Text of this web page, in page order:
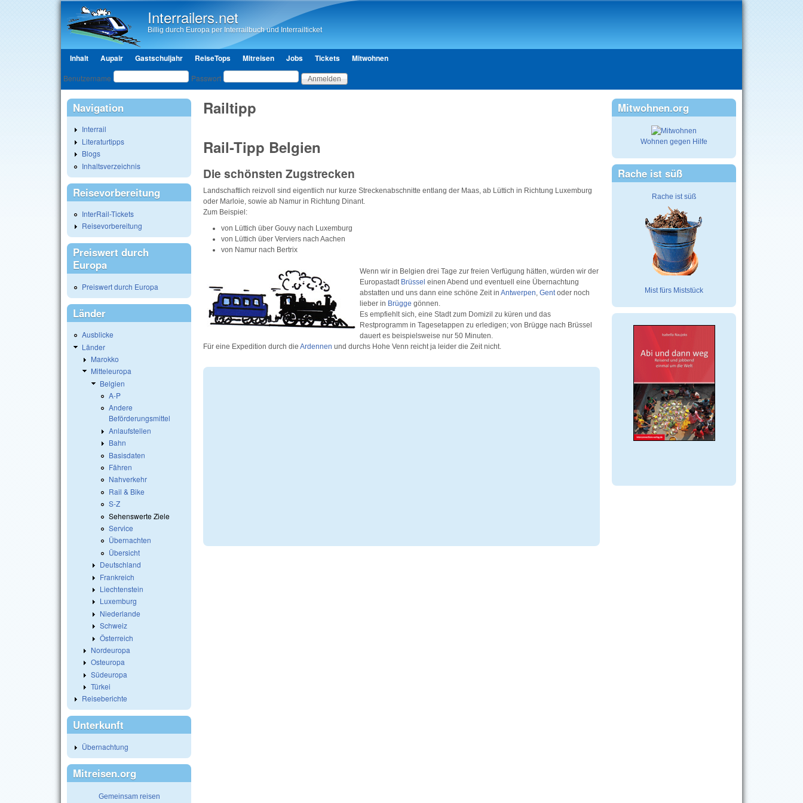
Interrailers.net
Billig durch Europa per Interrailbuch und Interrailticket
Hauptmenü
Inhalt Aupair Gastschuljahr ReiseTops Mitreisen Jobs Tickets Mitwohnen
Benutzeranmeldung
Benutzername Passwort
Railtipp
Rail-Tipp Belgien
Die schönsten Zugstrecken
Landschaftlich reizvoll sind eigentlich nur kurze Streckenabschnitte entlang der Maas, ab Lüttich in Richtung Luxemburg
oder Marloie, sowie ab Namur in Richtung Dinant.
Zum Beispiel:
von Lüttich über Gouvy nach Luxemburg
von Lüttich über Verviers nach Aachen
von Namur nach Bertrix
Wenn wir in Belgien drei Tage zur freien Verfügung hätten, würden wir der
Europastadt Brüssel einen Abend und eventuell eine Übernachtung
abstatten und uns dann eine schöne Zeit in Antwerpen, Gentoder noch
lieber in Brügge gönnen.
Es empfiehlt sich, eine Stadt zum Domizil zu küren und das
Restprogramm in Tagesetappen zu erledigen; von Brügge nach Brüssel
dauert es beispielsweise nur 50 Minuten.
Für eine Expedition durch die Ardennen und durchs Hohe Venn reicht ja leider die Zeit nicht.
Navigation
Interrail
Literaturtipps
Blogs
Inhaltsverzeichnis
Reisevorbereitung
InterRail-Tickets
Reisevorbereitung
Preiswert durch
Europa
Preiswert durch Europa
Länder
Ausblicke
Länder
Marokko
Mitteleuropa
Belgien
A-P
Andere
Beförderungsmittel
Anlaufstellen
Bahn
Basisdaten
Fähren
Nahverkehr
Rail & Bike
S-Z
Sehenswerte Ziele
Service
Übernachten
Übersicht
Deutschland
Frankreich
Liechtenstein
Luxemburg
Niederlande
Schweiz
Österreich
Nordeuropa
Osteuropa
Südeuropa
Türkei
Reiseberichte
Unterkunft
Übernachtung
Mitreisen.org
Gemeinsam reisen
Mitwohnen.org
Wohnen gegen Hilfe
Rache ist süß
Rache ist süß
Mist fürs Miststück